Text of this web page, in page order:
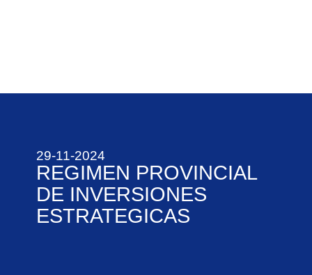
29-11-2024
REGIMEN PROVINCIAL
DE INVERSIONES
ESTRATEGICAS